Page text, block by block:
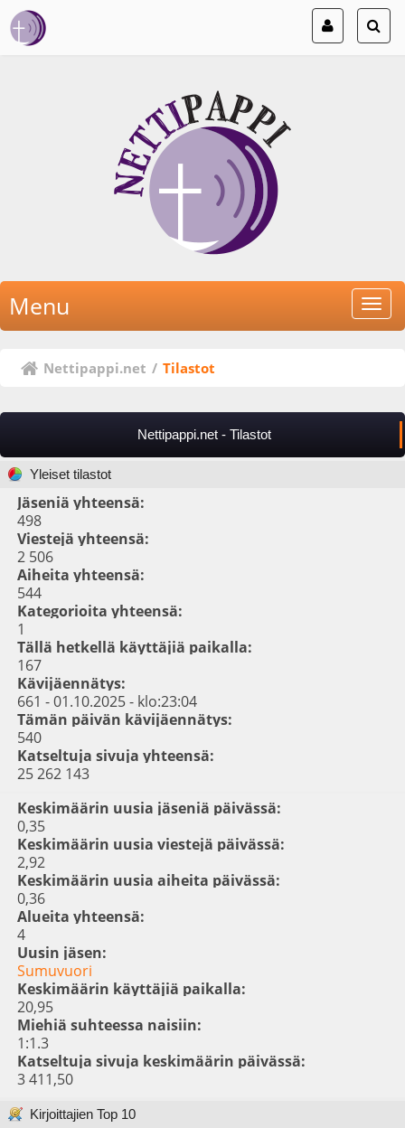
Menu
Nettipappi.net / Tilastot
Nettipappi.net - Tilastot
Yleiset tilastot
Jäseniä yhteensä:
498
Viestejä yhteensä:
2 506
Aiheita yhteensä:
544
Kategorioita yhteensä:
1
Tällä hetkellä käyttäjiä paikalla:
167
Kävijäennätys:
661 - 01.10.2025 - klo:23:04
Tämän päivän kävijäennätys:
540
Katseltuja sivuja yhteensä:
25 262 143
Keskimäärin uusia jäseniä päivässä:
0,35
Keskimäärin uusia viestejä päivässä:
2,92
Keskimäärin uusia aiheita päivässä:
0,36
Alueita yhteensä:
4
Uusin jäsen:
Sumuvuori
Keskimäärin käyttäjiä paikalla:
20,95
Miehiä suhteessa naisiin:
1:1.3
Katseltuja sivuja keskimäärin päivässä:
3 411,50
Kirjoittajien Top 10